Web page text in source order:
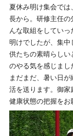
夏休み明け集会で
長から。研修主任
んな取組をしてい
明けでしたが、集
供たちの素晴らし
のやる気を感じまし
まだまだ、暑い日
活を送ります。御
健康状態の把握をお